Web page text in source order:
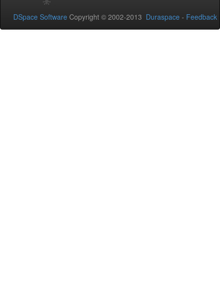
DSpace Software Copyright © 2002-2013 Duraspace - Feedback